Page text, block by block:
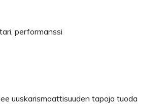
performanssi
uuskarismaattisuuden tapoja tuoda